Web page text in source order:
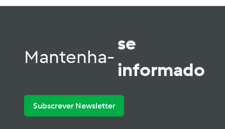
Mantenha-
se
informado
Subscrever Newsletter